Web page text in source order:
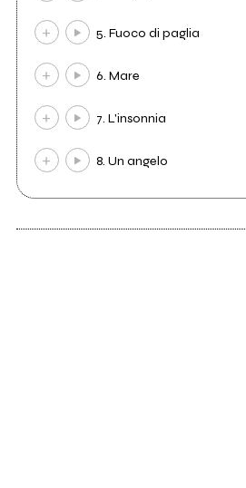
5. Fuoco di paglia
6. Mare
7. L'insonnia
8. Un angelo